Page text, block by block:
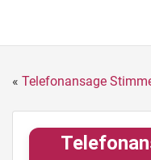
« Telefonansage